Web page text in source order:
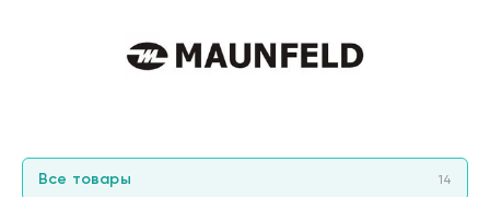
Все товары 14